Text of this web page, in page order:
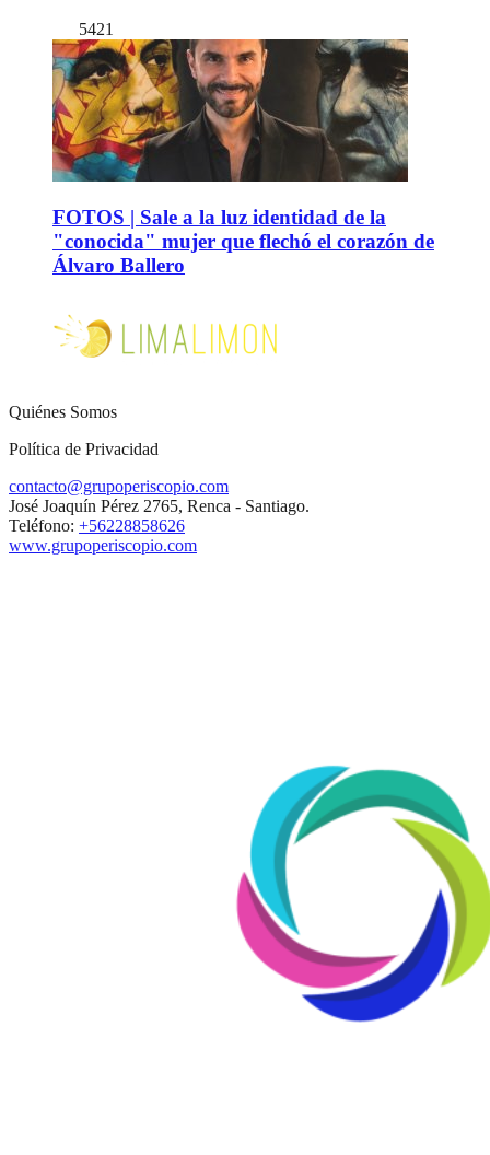
5421
FOTOS | Sale a la luz identidad de la
"conocida" mujer que flechó el corazón de
Álvaro Ballero
Quiénes Somos
Política de Privacidad
contacto@grupoperiscopio.com
José Joaquín Pérez 2765, Renca - Santiago.
Teléfono: +56228858626
www.grupoperiscopio.com